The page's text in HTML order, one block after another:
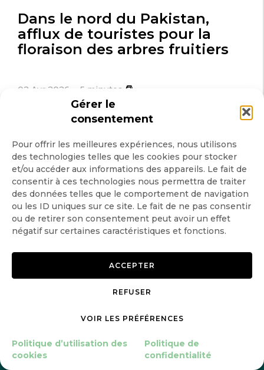
Gérer le
consentement
Pour offrir les meilleures expériences, nous utilisons
des technologies telles que les cookies pour stocker
et/ou accéder aux informations des appareils. Le fait de
consentir à ces technologies nous permettra de traiter
des données telles que le comportement de navigation
ou les ID uniques sur ce site. Le fait de ne pas consentir
ou de retirer son consentement peut avoir un effet
négatif sur certaines caractéristiques et fonctions.
ACCEPTER
REFUSER
VOIR LES PRÉFÉRENCES
Politique d’utilisation des
cookies
Politique de
confidentialité
Dans le nord du Pakistan,
afflux de touristes pour la
floraison des arbres fruitiers
02 Avr 2026 5 minutes
La minute
GoodPlanet
GOODPLANET.ORG
FAIRE UN DON